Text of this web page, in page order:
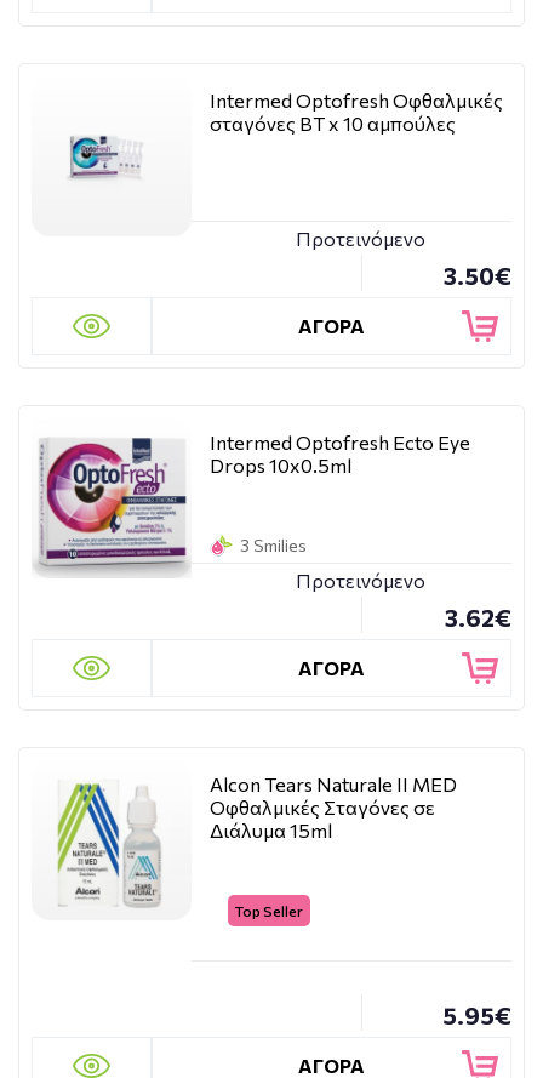
Intermed Optofresh Οφθαλμικές
σταγόνες BT x 10 αμπούλες
Προτεινόμενο
3.50€
ΑΓΟΡΑ
Intermed Optofresh Ecto Eye
Drops 10x0.5ml
3 Smilies
Προτεινόμενο
3.62€
ΑΓΟΡΑ
Alcon Tears Naturale II MED
Οφθαλμικές Σταγόνες σε
Διάλυμα 15ml
Top Seller
5.95€
ΑΓΟΡΑ